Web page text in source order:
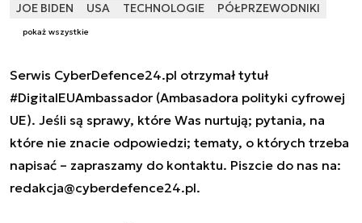
JOE BIDEN USA TECHNOLOGIE PÓŁPRZEWODNIKI
pokaż wszystkie
Serwis CyberDefence24.pl otrzymał tytuł
#DigitalEUAmbassador (Ambasadora polityki cyfrowej
UE). Jeśli są sprawy, które Was nurtują; pytania, na
które nie znacie odpowiedzi; tematy, o których trzeba
napisać – zapraszamy do kontaktu. Piszcie do nas na:
redakcja@cyberdefence24.pl.